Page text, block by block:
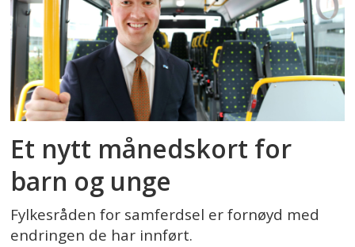
Et nytt månedskort for
barn og unge
Fylkesråden for samferdsel er fornøyd med
endringen de har innført.